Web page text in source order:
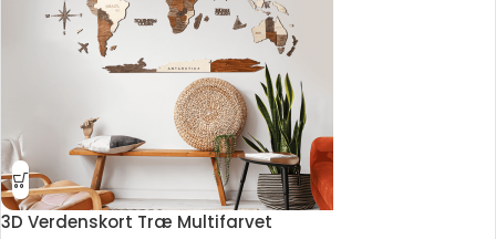
3D Verdenskort Træ Multifarvet